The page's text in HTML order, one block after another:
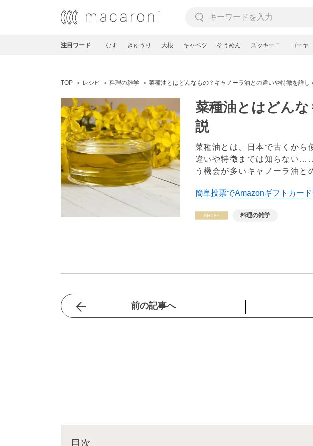
注目ワード なす きゅうり 大根 キャベツ そうめん ズッキーニ ゴーヤ
TOP レシピ 料理の雑学 菜種油とはどんなもの？キャノーラ油との違いや特徴を詳し
菜種油とはどん
説
菜種油とは、日本で古くから
違いや特徴までは知らない
う機会が多いキャノーラ油と
簡単投票でAmazonギフトカード
料理の雑学
前の記事へ
目次